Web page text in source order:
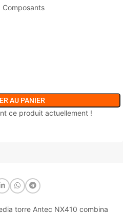
Composants
AU PANIER
ce produit actuellement !
torre Antec NX410 combina